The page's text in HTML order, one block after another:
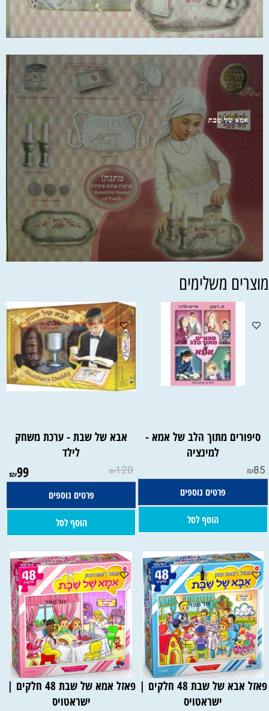
משלימים
סיפורים מתוך הלב של אמא -
למינציה
₪85
פרטים נוספים
הוסף לסל
אבא של שבת - ערכת משחק
לילד
₪120
₪99
פרטים נוספים
הוסף לסל
פאזל אבא של שבת 48 חלקים |
ישראטויס
פאזל אמא של שבת 48 חלקים |
ישראטויס